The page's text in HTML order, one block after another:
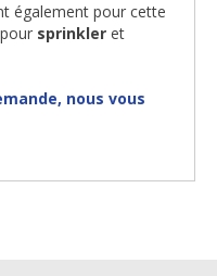
également pour cette
pour sprinkler et
nous vous